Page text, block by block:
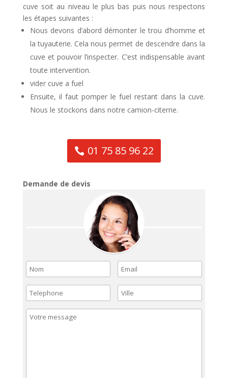
cuve soit au niveau le plus bas puis nous respectons
les étapes suivantes :
Nous devons d’abord démonter le trou d’homme et
la tuyauterie. Cela nous permet de descendre dans la
cuve et pouvoir l’inspecter. C’est indispensable avant
toute intervention.
vider cuve a fuel
Ensuite, il faut pomper le fuel restant dans la cuve.
Nous le stockons dans notre camion-citerne.
01 75 85 96 22
Demande de devis